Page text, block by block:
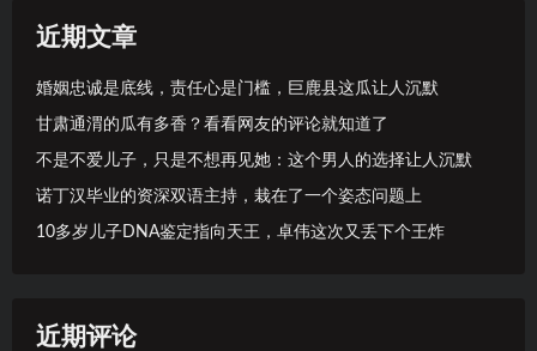
近期文章
婚姻忠诚是底线，责任心是门槛，巨鹿县这瓜让人沉默
甘肃通渭的瓜有多香？看看网友的评论就知道了
不是不爱儿子，只是不想再见她：这个男人的选择让人沉默
诺丁汉毕业的资深双语主持，栽在了一个姿态问题上
10多岁儿子DNA鉴定指向天王，卓伟这次又丢下个王炸
近期评论